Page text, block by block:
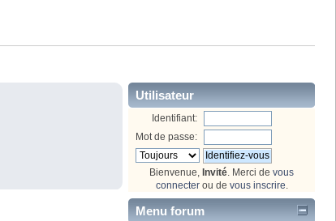
Utilisateur
Identifiant:
Mot de passe:
Bienvenue, Invité . Merci de vous
connecterou de vous inscrire
Menu forum